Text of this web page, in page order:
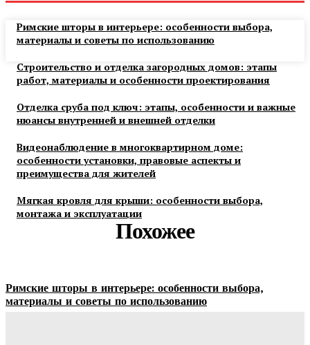
Римские шторы в интерьере: особенности выбора,
материалы и советы по использованию
Строительство и отделка загородных домов: этапы
работ, материалы и особенности проектирования
Отделка сруба под ключ: этапы, особенности и важные
нюансы внутренней и внешней отделки
Видеонаблюдение в многоквартирном доме:
особенности установки, правовые аспекты и
преимущества для жителей
Мягкая кровля для крыши: особенности выбора,
монтажа и эксплуатации
Похожее
Римские шторы в интерьере: особенности выбора,
материалы и советы по использованию